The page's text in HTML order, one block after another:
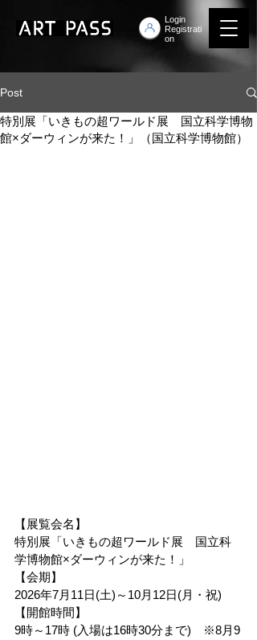
Login
Registrati
on
Post
特別展「いきもの超ワールド展 国立科学博物
館×ダーウィンが来た！」（国立科学博物館）
【展覧会名】
特別展「いきもの超ワールド展　国立科
学博物館×ダーウィンが来た！」
【会期】
2026年7月11日(土)～10月12日(月・祝)
【開館時間】
9時～17時 (入場は16時30分まで)　※8月9